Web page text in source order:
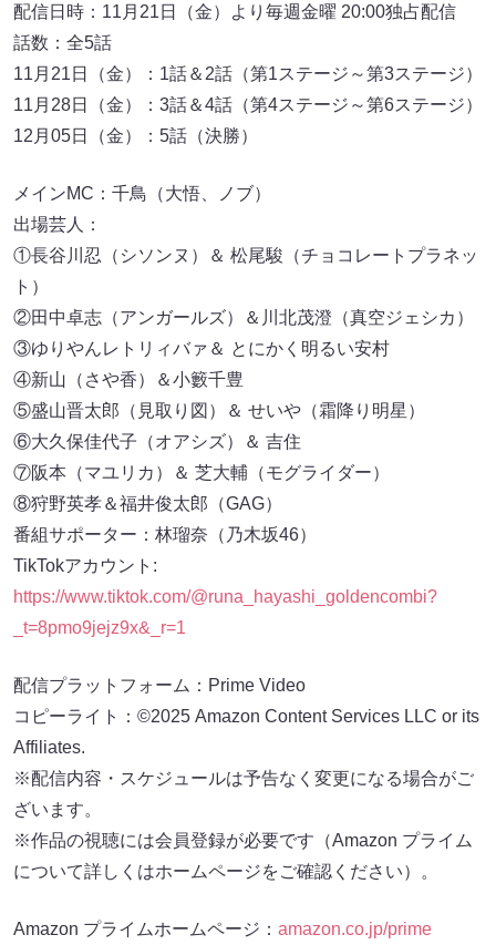
配信日時：11月21日（金）より毎週金曜 20:00独占配信
話数：全5話
11月21日（金）：1話＆2話（第1ステージ～第3ステージ）
11月28日（金）：3話＆4話（第4ステージ～第6ステージ）
12月05日（金）：5話（決勝）
メインMC：千鳥（大悟、ノブ）
出場芸人：
①長谷川忍（シソンヌ）＆ 松尾駿（チョコレートプラネッ
ト）
②田中卓志（アンガールズ）＆川北茂澄（真空ジェシカ）
③ゆりやんレトリィバァ＆ とにかく明るい安村
④新山（さや香）＆小籔千豊
⑤盛山晋太郎（見取り図）＆ せいや（霜降り明星）
⑥大久保佳代子（オアシズ）＆ 吉住
⑦阪本（マユリカ）＆ 芝大輔（モグライダー）
⑧狩野英孝＆福井俊太郎（GAG）
番組サポーター：林瑠奈（乃木坂46）
TikTokアカウント:
https://www.tiktok.com/@runa_hayashi_goldencombi?
_t=8pmo9jejz9x&_r=1
配信プラットフォーム：Prime Video
コピーライト：©2025 Amazon Content Services LLC or its
Affiliates.
※配信内容・スケジュールは予告なく変更になる場合がご
ざいます。
※作品の視聴には会員登録が必要です（Amazon プライム
について詳しくはホームページをご確認ください）。
Amazon プライムホームページ： amazon.co.jp/prime